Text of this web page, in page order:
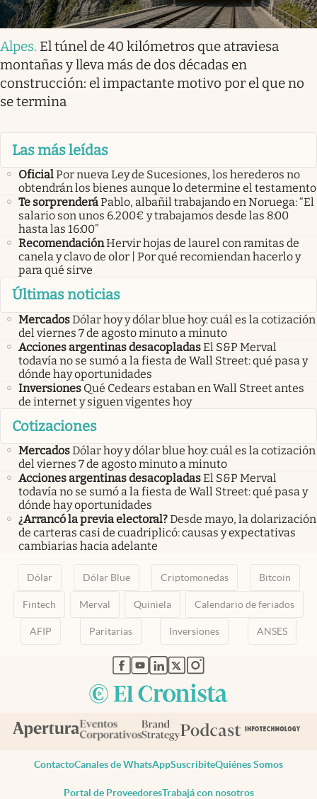
Alpes. El túnel de 40 kilómetros que atraviesa
montañas y lleva más de dos décadas en
construcción: el impactante motivo por el que no
se termina
Las más leídas
OficialPor nueva Ley de Sucesiones, los herederos no
obtendrán los bienes aunque lo determine el testamento
Te sorprenderáPablo, albañil trabajando en Noruega: “El
salario son unos 6.200€ y trabajamos desde las 8:00
hasta las 16:00”
RecomendaciónHervir hojas de laurel con ramitas de
canela y clavo de olor | Por qué recomiendan hacerlo y
para qué sirve
Últimas noticias
MercadosDólar hoy y dólar blue hoy: cuál es la cotización
del viernes 7 de agosto minuto a minuto
Acciones argentinas desacopladasEl S&P Merval
todavía no se sumó a la fiesta de Wall Street: qué pasa y
dónde hay oportunidades
Inversiones Qué Cedears estaban en Wall Street antes
de internet y siguen vigentes hoy
Cotizaciones
MercadosDólar hoy y dólar blue hoy: cuál es la cotización
del viernes 7 de agosto minuto a minuto
Acciones argentinas desacopladasEl S&P Merval
todavía no se sumó a la fiesta de Wall Street: qué pasa y
dónde hay oportunidades
¿Arrancó la previa electoral?Desde mayo, la dolarización
de carteras casi de cuadriplicó: causas y expectativas
cambiarias hacia adelante
Dólar Dólar Blue Criptomonedas Bitcoin
Fintech Merval Quiniela Calendario de feriados
AFIP Paritarias Inversiones ANSES
abre en nueva pestaña
abre en nueva pestaña
abre en nueva pestaña
abre en nueva pestaña
abre en nueva pestaña
ContactoCanales de WhatsAppSuscribiteQuiénes Somos
Portal de ProveedoresTrabajá con nosotros